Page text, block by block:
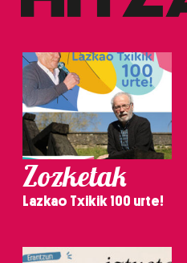
Zozketak
Lazkao Txikik 100 urte!